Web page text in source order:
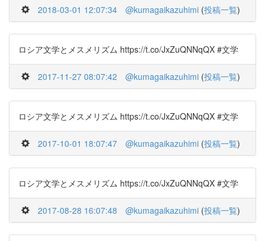
2018-03-01 12:07:34 @kumagaikazuhimi (投稿一覧)
ロシア文学とメスメリズム https://t.co/JxZuQNNqQX #文学
2017-11-27 08:07:42 @kumagaikazuhimi (投稿一覧)
ロシア文学とメスメリズム https://t.co/JxZuQNNqQX #文学
2017-10-01 18:07:47 @kumagaikazuhimi (投稿一覧)
ロシア文学とメスメリズム https://t.co/JxZuQNNqQX #文学
2017-08-28 16:07:48 @kumagaikazuhimi (投稿一覧)